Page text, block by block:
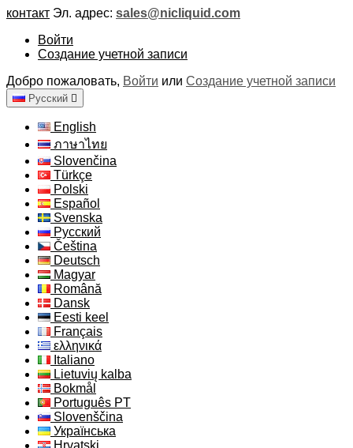
контакт Эл. адрес: sales@nicliquid.com
Войти
Создание учетной записи
Добро пожаловать, Войти или Создание учетной записи
Русский 
English
ภาษาไทย
Slovenčina
Türkçe
Polski
Español
Svenska
Русский
Čeština
Deutsch
Magyar
Română
Dansk
Eesti keel
Français
ελληνικά
Italiano
Lietuvių kalba
Bokmål
Português PT
Slovenščina
Українська
Hrvatski